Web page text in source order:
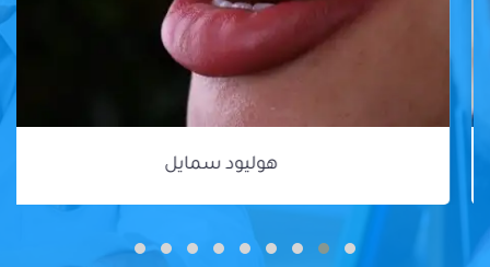
هوليود سمايل